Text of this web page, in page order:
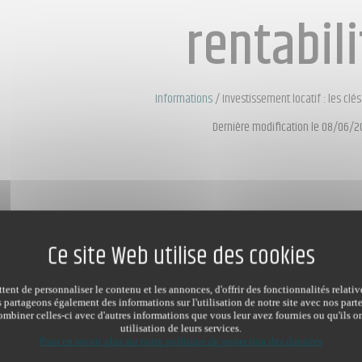
Informations/Investissement locatif : les
Dernière modification le 08/06/
de personnaliser le contenu et les annonces, d'offrir des fonctionnalités
également des informations sur l'utilisation de notre site avec nos
celles-ci avec d'autres informations que vous leur avez fournies ou qu'ils
utilisation de leurs services.
Pour en savoir plus sur notre politique de protection des données